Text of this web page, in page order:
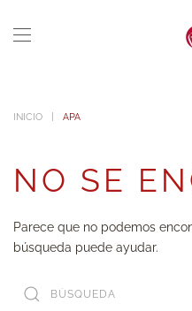
INICIO APA
NO SE
Parece que no podemos
búsqueda puede ayudar.